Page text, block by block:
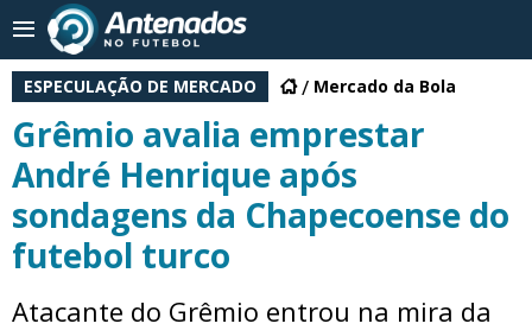
ESPECULAÇÃO DE MERCADO Mercado da Bola
Grêmio avalia emprestar
André Henrique após
sondagens da Chapecoense do
futebol turco
Atacante do Grêmio entrou na mira da